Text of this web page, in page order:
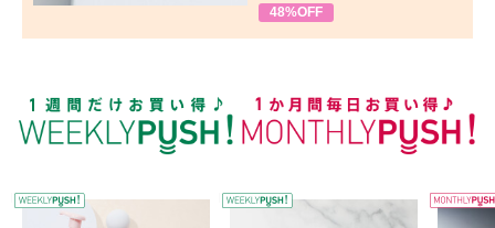
48%OFF
WEEKLY PUSH